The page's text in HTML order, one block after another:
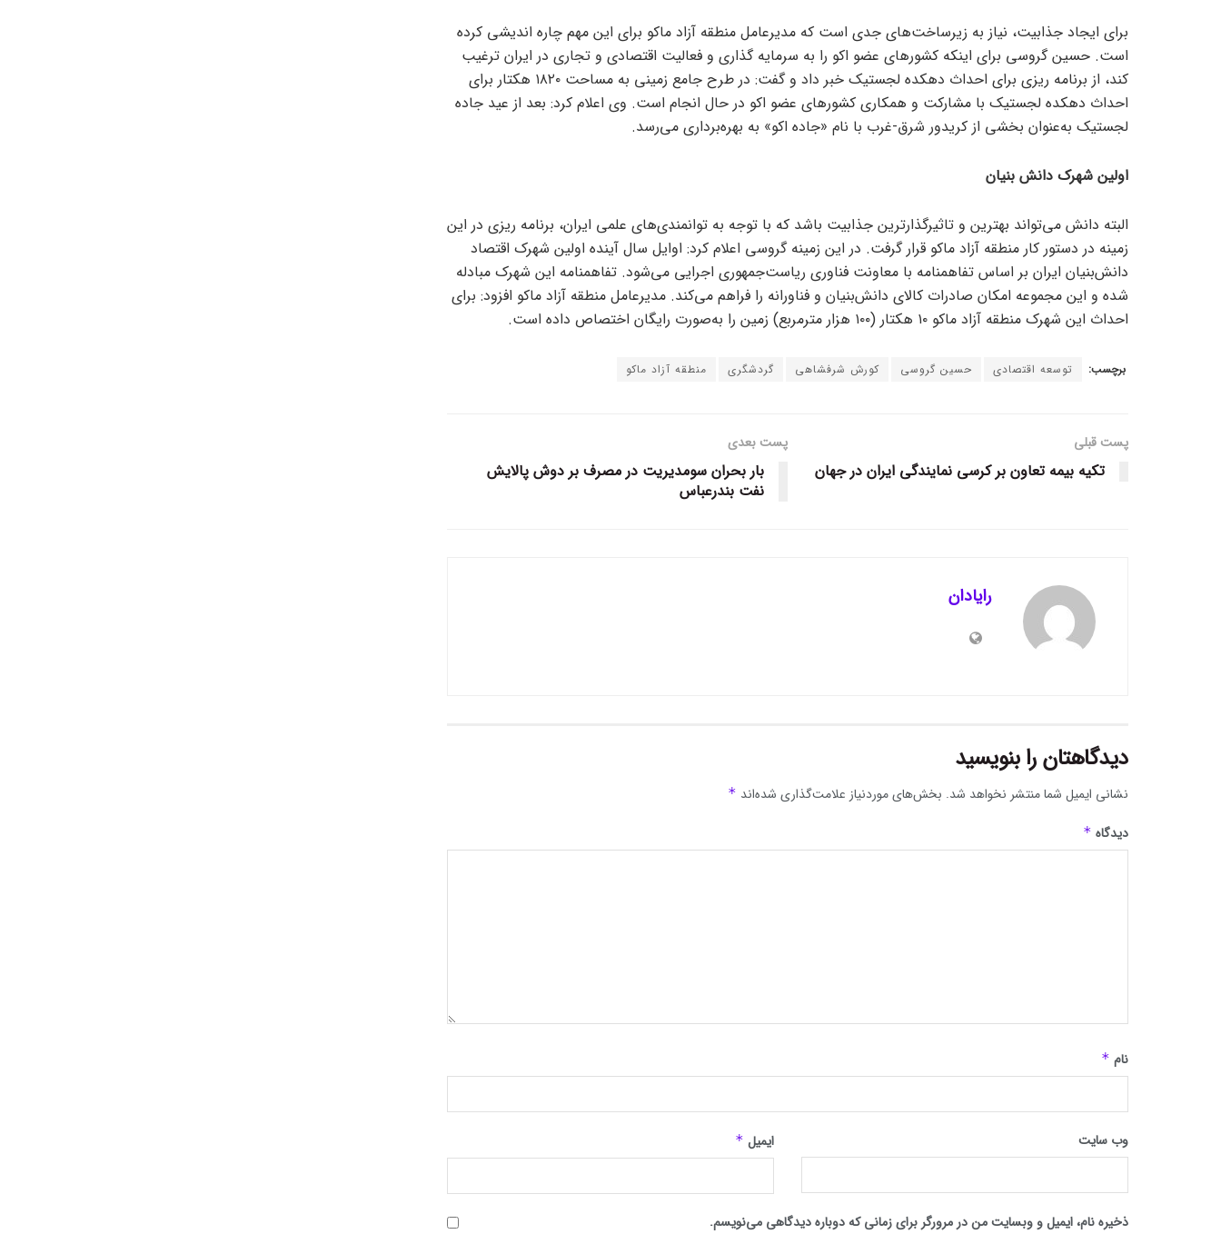
برای ایجاد جذابیت، نیاز به زیرساخت‌های جدی است که مدیرعامل منطقه آزاد ماکو برای این مهم چاره اندیشی کرده
است. حسین گروسی برای اینکه کشور‌های عضو اکو را به سرمایه گذاری و فعالیت اقتصادی و تجاری در ایران ترغیب
کند، از برنامه ریزی برای احداث دهکده لجستیک خبر داد و گفت: در طرح جامع زمینی به مساحت ۱۸۲۰ هکتار برای
احداث دهکده لجستیک با مشارکت و همکاری کشور‌های عضو اکو در حال انجام است. وی اعلام کرد: بعد از عید جاده
لجستیک به‌عنوان بخشی از کریدور شرق-غرب با نام «جاده اکو» به بهره‌برداری می‌رسد.
اولین شهرک دانش بنیان
البته دانش می‌تواند بهترین و تاثیرگذارترین جذابیت باشد که با توجه به توانمندی‌های علمی ایران، برنامه ریزی در این
زمینه در دستور کار منطقه آزاد ماکو قرار گرفت. در این زمینه گروسی اعلام کرد: اوایل سال آینده اولین شهرک اقتصاد
دانش‌بنیان ایران بر اساس تفاهمنامه با معاونت فناوری ریاست‌جمهوری اجرایی می‌شود. تفاهمنامه این شهرک مبادله
شده و این مجموعه امکان صادرات کالای دانش‌بنیان و فناورانه را فراهم می‌کند. مدیرعامل منطقه آزاد ماکو افزود: برای
احداث این شهرک منطقه آزاد ماکو ۱۰ هکتار (۱۰۰ هزار مترمربع) زمین را به‌صورت رایگان اختصاص داده است.
برچسب: توسعه اقتصادی حسین گروسی کورش شرفشاهی گردشگری منطقه آزاد ماکو
پست قبلی
تکیه بیمه تعاون بر کرسی نمایندگی ایران در جهان
پست بعدی
بار بحران سومدیریت در مصرف بر دوش پالایش
نفت بندرعباس
رایادان
دیدگاهتان را بنویسید
نشانی ایمیل شما منتشر نخواهد شد. بخش‌های موردنیاز علامت‌گذاری شده‌اند *
دیدگاه *
نام *
ایمیل * وب‌ سایت
ذخیره نام، ایمیل و وبسایت من در مرورگر برای زمانی که دوباره دیدگاهی می‌نویسم.